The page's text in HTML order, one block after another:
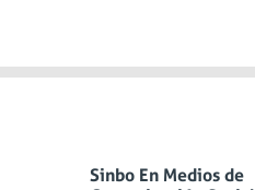
Sinbo En Medios de